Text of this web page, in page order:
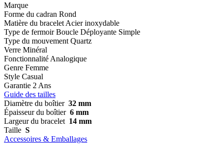
Marque
Forme du cadran Rond
Matière du bracelet Acier inoxydable
Type de fermoir Boucle Déployante Simple
Type du mouvement Quartz
Verre Minéral
Fonctionnalité Analogique
Genre Femme
Style Casual
Garantie 2 Ans
Guide des tailles
Diamètre du boîtier 32 mm
Épaisseur du boîtier 6 mm
Largeur du bracelet 14 mm
Taille S
Accessoires & Emballages